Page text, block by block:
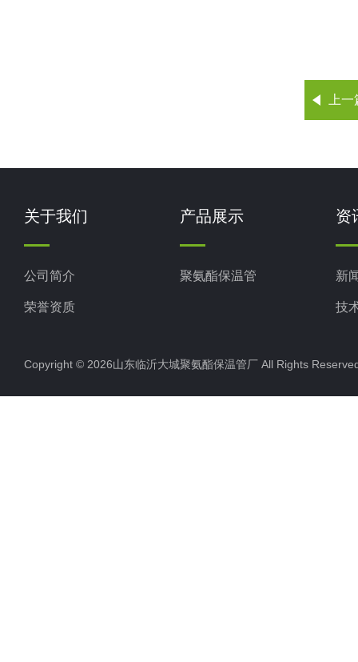
上
关于我们
公司简介
荣誉资质
产品展示
聚氨酯保温管
资
新
技
Copyright © 2026山东临沂大城聚氨酯保温管厂 All Rights